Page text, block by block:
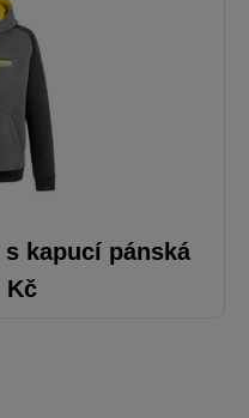
kapucí pánská
Kč